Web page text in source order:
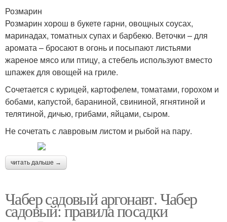
Розмарин
Розмарин хорош в букете гарни, овощных соусах,
маринадах, томатных супах и барбекю. Веточки – для
аромата – бросают в огонь и посыпают листьями
жареное мясо или птицу, а стебель используют вместо
шпажек для овощей на гриле.
Сочетается с курицей, картофелем, томатами, горохом и
бобами, капустой, бараниной, свининой, ягнятиной и
телятиной, дичью, грибами, яйцами, сыром.
Не сочетать с лавровым листом и рыбой на пару.
читать дальше →
Чабер садовый аргонавт. Чабер
садовый: правила посадки